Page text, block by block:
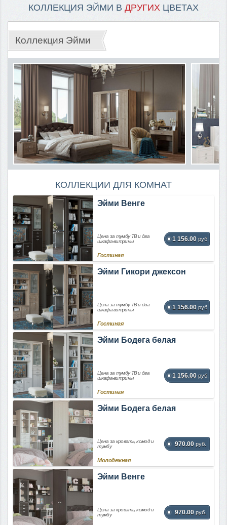
КОЛЛЕКЦИЯ ЭЙМИ В ДРУГИХ ЦВЕТАХ
Коллекция Эйми
КОЛЛЕКЦИИ ДЛЯ КОМНАТ
Эйми Венге
Цена за тумбу ТВ и два
шкафа-витрины
1 156.00 руб.
Гостиная
Эйми Гикори джексон
Цена за тумбу ТВ и два
шкафа-витрины
1 156.00 руб.
Гостиная
Эйми Бодега белая
Цена за тумбу ТВ и два
шкафа-витрины
1 156.00 руб.
Гостиная
Эйми Бодега белая
Цена за кровать, комод и
тумбу
970.00 руб.
Молодежная
Эйми Венге
Цена за кровать, комод и
тумбу
970.00 руб.